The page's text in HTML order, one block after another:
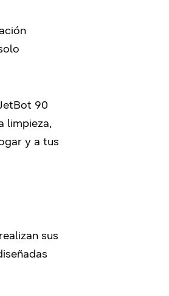
90
limpieza,
y a tus
sus